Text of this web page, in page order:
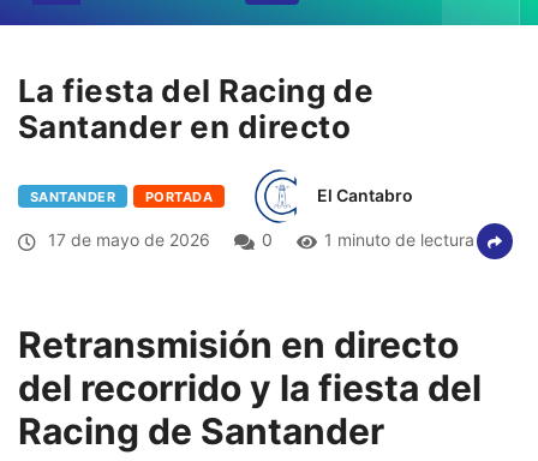
La fiesta del Racing de
Santander en directo
SANTANDER PORTADA El Cantabro
17 de mayo de 2026 0 1 minuto de lectura
Retransmisión en directo
del recorrido y la fiesta del
Racing de Santander